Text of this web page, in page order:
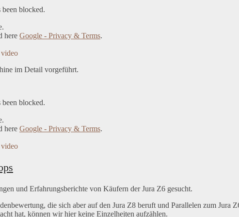
blocked.
here Google - Privacy & Terms.
im Detail vorgeführt.
blocked.
here Google - Privacy & Terms.
und Erfahrungsberichte von Käufern der Jura Z6 gesucht.
die sich aber auf den Jura Z8 beruft und Parallelen zum Jura
hat, können wir hier keine Einzelheiten aufzählen.